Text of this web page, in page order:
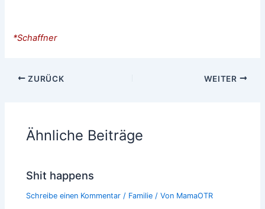
*Schaffner
ZURÜCK WEITER
Ähnliche Beiträge
Shit happens
Schreibe einen Kommentar / Familie / Von MamaOTR